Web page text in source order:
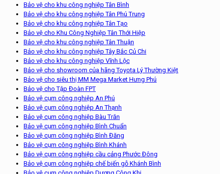
Bảo vệ cho khu công nghiệp Tân Bình
Bảo vệ cho khu công nghiệp Tân Phú Trung
Bảo vệ cho khu công nghiệp Tân Tạo
Bảo vệ cho Khu Công Nghiệp Tân Thới Hiệp
Bảo vệ cho khu công nghiệp Tân Thuận
Bảo vệ cho khu công nghiệp Tây Bắc Củ Chi
Bảo vệ cho khu công nghiệp Vĩnh Lộc
Bảo vệ cho showroom của hãng Toyota Lý Thường Kiệt
Bảo vệ cho siêu thị MM Mega Market Hưng Phú
Bảo vệ cho Tập Đoàn FPT
Bảo vệ cụm công nghiệp An Phú
Bảo vệ cụm công nghiệp An Thạnh
Bảo vệ cụm công nghiệp Bàu Trăn
Bảo vệ cụm công nghiệp Bình Chuẩn
Bảo vệ cụm công nghiệp Bình Đăng
Bảo vệ cụm công nghiệp Bình Khánh
Bảo vệ cụm công nghiệp cầu cảng Phước Đông
Bảo vệ cụm công nghiệp chế biến gỗ Khánh Bình